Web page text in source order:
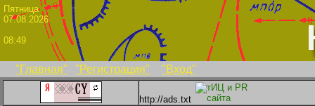
"Главная" "Регистрация" "Вход"
07.08.2026
08:49
http://ads.txt